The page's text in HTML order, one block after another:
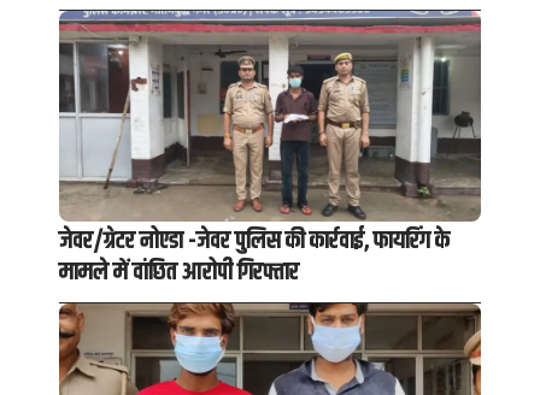
जेवर/ग्रेटर नोएडा -जेवर पुलिस की कार्रवाई, फायरिंग के
मामले में वांछित आरोपी गिरफ्तार